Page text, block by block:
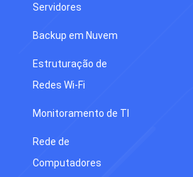
Servidores
Backup em Nuvem
Estruturação de
Redes Wi-Fi
Monitoramento de TI
Rede de
Computadores